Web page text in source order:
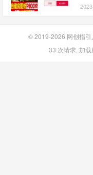
© 2019-2026 网创指引
33 次请求, 加